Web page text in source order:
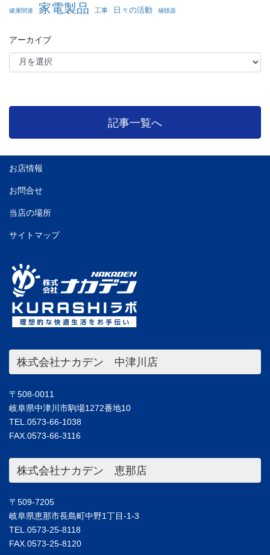
健康関連 家電製品 工事 日々の活動 補聴器
アーカイブ
記事一覧へ
お店情報
お問合せ
当店の場所
サイトマップ
株式会社ナカデン 中津川店
〒508-0011
岐阜県中津川市駒場1272番地10
TEL.0573-66-1038
FAX.0573-66-3116
株式会社ナカデン 恵那店
〒509-7205
岐阜県恵那市長島町中野1丁目-1-3
TEL.0573-25-8118
FAX.0573-25-8120